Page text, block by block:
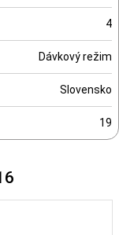
4
Dávkový režim
Slovensko
19